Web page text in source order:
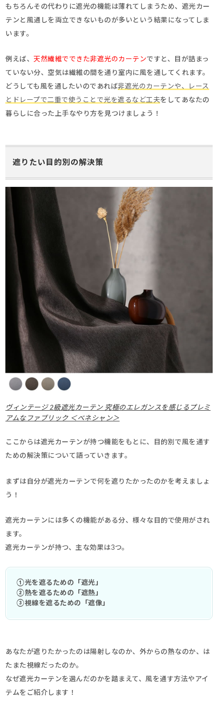
もちろんその代わりに遮光の機能は薄れてしまうため、遮光カー
テンと風通しを両立できないものが多いという結果になってしま
います。
例えば、 天然繊維でできた非遮光のカーテンですと、目が詰まっ
ていない分、空気は繊維の間を通り室内に風を通してくれます。
どうしても風を通したいのであれば非遮光のカーテンや、レース
とドレープで二重で使うことで光を遮るなど工夫をしてあなたの
暮らしに合った上手なやり方を見つけましょう！
遮りたい目的別の解決策
ヴィンテージ 2級遮光カーテン 究極のエレガンスを感じるプレミ
アムなファブリック ＜ベネシャン＞
ここからは遮光カーテンが持つ機能をもとに、目的別で風を通す
ための解決策について語っていきます。
まずは自分が遮光カーテンで何を遮りたかったのかを考えましょ
う！
遮光カーテンには多くの機能がある分、様々な目的で使用がされ
ます。
遮光カーテンが持つ、主な効果は3つ。
①光を遮るための「遮光」
②熱を遮るための「遮熱」
③視線を遮るための「遮像」
あなたが遮りたかったのは陽射しなのか、外からの熱なのか、は
たまた視線だったのか。
なぜ遮光カーテンを選んだのかを踏まえて、風を通す方法やアイ
テムをご紹介します！